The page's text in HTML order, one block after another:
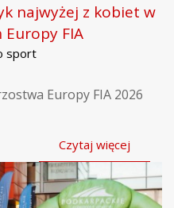
najwyżej z kobiet w
FIA
sport
Europy FIA 2026
Czytaj więcej